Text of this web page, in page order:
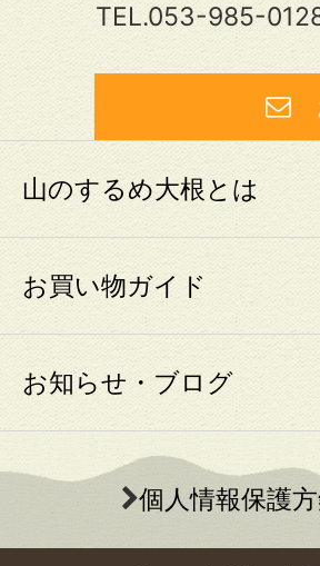
TEL.053-985-
山のするめ大根とは
お買い物ガイド
お知らせ・ブログ
個人情報保護